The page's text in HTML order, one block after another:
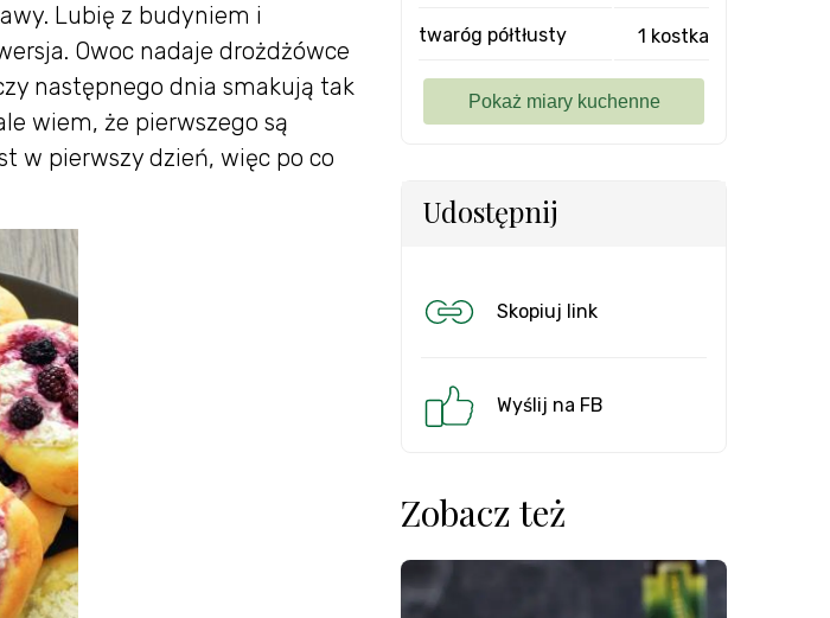
Lubię z budyniem i
Owoc nadaje drożdżówce
następnego dnia smakują tak
wiem, że pierwszego są
w pierwszy dzień, więc po co
twaróg półtłusty 1 kostka
Udostępnij
Skopiuj link
Wyślij na FB
Zobacz też